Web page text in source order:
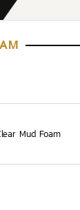
Mud Foam